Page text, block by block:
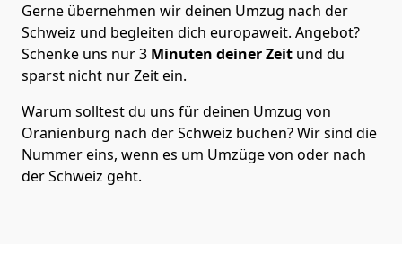
Gerne übernehmen wir deinen Umzug nach der
Schweiz und begleiten dich europaweit. Angebot?
Schenke uns nur3 Minuten deiner Zeit und du
sparst nicht nur Zeit ein.
Warum solltest du uns für deinen Umzug von
Oranienburg nach der Schweiz buchen? Wir sind die
Nummer eins, wenn es um Umzüge von oder nach
der Schweiz geht.